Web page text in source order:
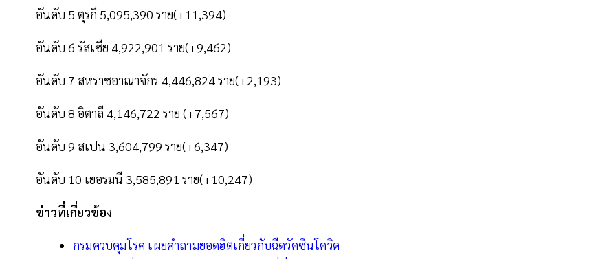
อันดับ 5 ตุรกี 5,095,390 ราย(+11,394)
อันดับ 6 รัสเซีย 4,922,901 ราย(+9,462)
อันดับ 7 สหราชอาณาจักร 4,446,824 ราย(+2,193)
อันดับ 8 อิตาลี 4,146,722 ราย (+7,567)
อันดับ 9 สเปน 3,604,799 ราย(+6,347)
อันดับ 10 เยอรมนี 3,585,891 ราย(+10,247)
ข่าวที่เกี่ยวข้อง
กรมควบคุมโรค เผยคำถามยอดฮิตเกี่ยวกับฉีดวัคซีนโควิด